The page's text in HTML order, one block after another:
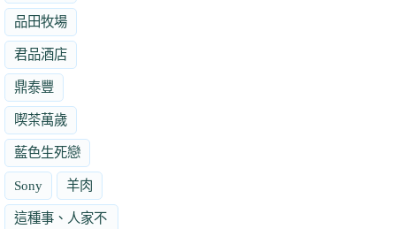
品田牧場
君品酒店
鼎泰豐
喫茶萬歲
藍色生死戀
Sony 羊肉
這種事、人家不